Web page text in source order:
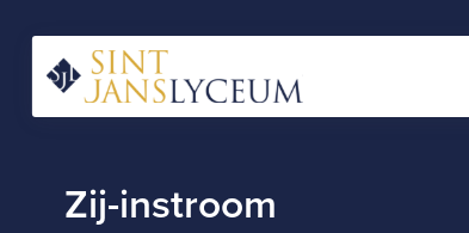
hoofdinhoud
Home
Zij-instroom